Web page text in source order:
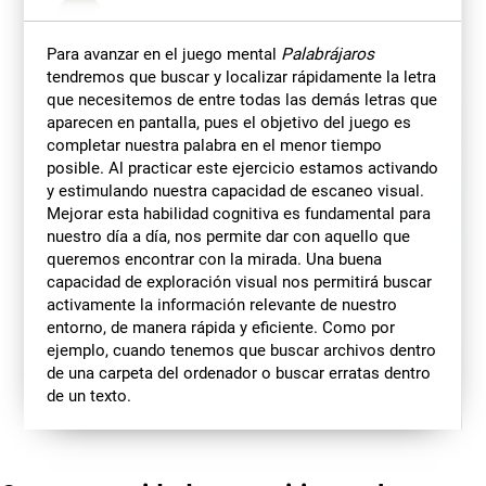
Para avanzar en el juego mental Palabrájaros
tendremos que buscar y localizar rápidamente la letra
que necesitemos de entre todas las demás letras que
aparecen en pantalla, pues el objetivo del juego es
completar nuestra palabra en el menor tiempo
posible. Al practicar este ejercicio estamos activando
y estimulando nuestra capacidad de escaneo visual.
Mejorar esta habilidad cognitiva es fundamental para
nuestro día a día, nos permite dar con aquello que
queremos encontrar con la mirada. Una buena
capacidad de exploración visual nos permitirá buscar
activamente la información relevante de nuestro
entorno, de manera rápida y eficiente. Como por
ejemplo, cuando tenemos que buscar archivos dentro
de una carpeta del ordenador o buscar erratas dentro
de un texto.